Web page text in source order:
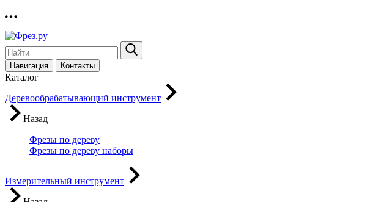
Навигация Контакты
Каталог
Деревообрабатывающий инструмент
Назад
Фрезы по дереву
Фрезы по дереву наборы
Измерительный инструмент